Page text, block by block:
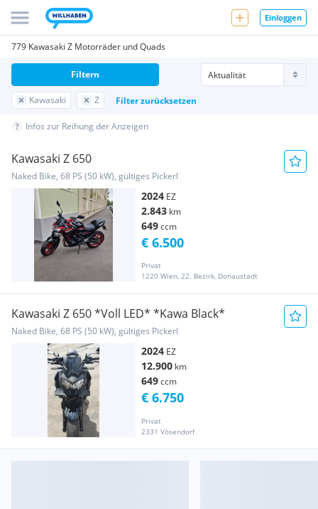
Einloggen
779 Kawasaki Z Motorräder und Quads
Kawasaki Z Filter zurücksetzen
Filtern
Infos zur Reihung der Anzeigen
Kawasaki Z 650
Naked Bike, 68 PS (50 kW), gültiges Pickerl
2024 EZ
2.843 km
649ccm
Privat
1220 Wien, 22. Bezirk, Donaustadt
€ 6.500
Kawasaki Z 650 *Voll LED* *Kawa Black*
Naked Bike, 68 PS (50 kW), gültiges Pickerl
2024 EZ
12.900 km
649ccm
Privat
2331 Vösendorf
€ 6.750